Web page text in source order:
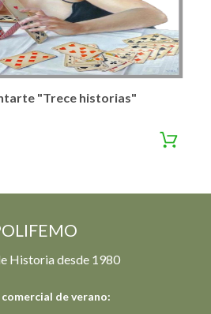
"Trece historias"
Historia desde 1980
de verano: